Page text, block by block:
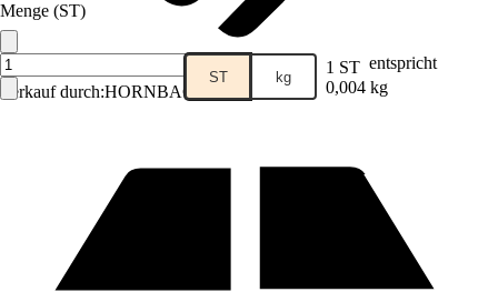
Verkauf durch:HORNBACH
Menge (ST)
ST kg 1 ST entspricht
0,004 kg